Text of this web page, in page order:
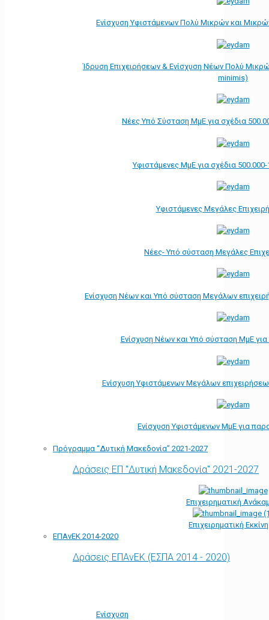
Ενίσχυση Υφιστάμενων Πολύ Μικρών και
Ίδρυση Επιχειρήσεων & Ενίσχυση Νέων Πολύ
minimis)
Νέες Υπό Σύσταση ΜμΕ για σχέδια
Υφιστάμενες ΜμΕ για σχέδια
Υφιστάμενες Μεγάλες
Νέες- Υπό σύσταση Μεγάλες
Ενίσχυση Νέων και Υπό σύσταση Μεγάλων
Ενίσχυση Νέων και Υπό σύσταση ΜμΕ
Ενίσχυση Υφιστάμενων Μεγάλων
Ενίσχυση Υφιστάμενων ΜμΕ για
Πρόγραμμα “Δυτική Μακεδονία” 2021-2027
Δράσεις ΕΠ "Δυτική Μακεδονία" 2021-2027
Επιχειρηματική
Επιχειρηματική
ΕΠΑνΕΚ 2014-2020
Δράσεις ΕΠΑνΕΚ (ΕΣΠΑ 2014 - 2020)
Ενίσχυση